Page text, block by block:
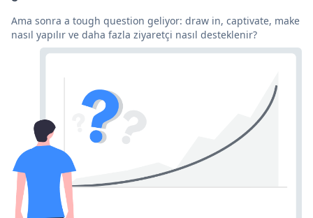
Ama sonra a tough question geliyor: draw in, captivate, make
nasıl yapılır ve daha fazla ziyaretçi nasıl desteklenir?